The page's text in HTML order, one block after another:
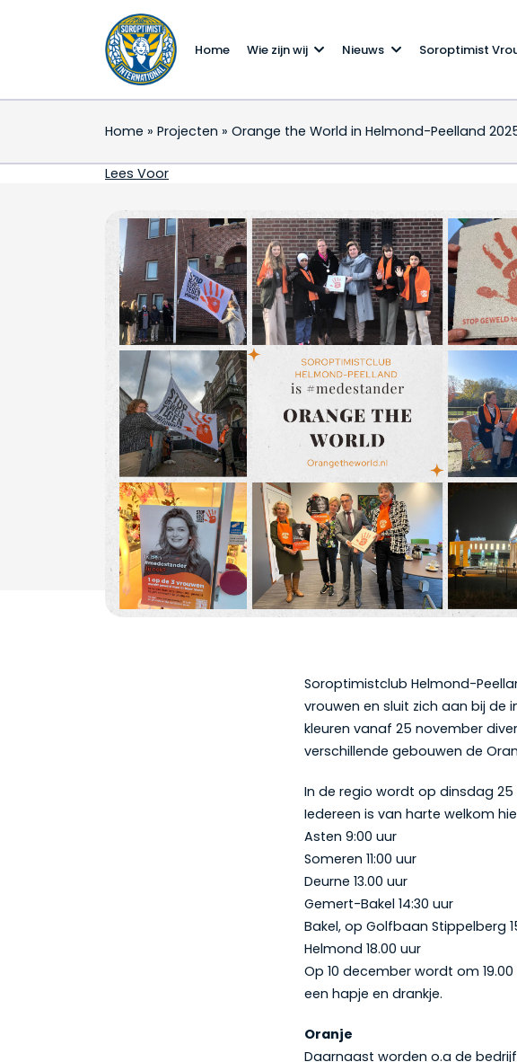
Home Wie zijn wij Nieuws Soroptimist
Home » Projecten » Orange the World in Helmond-Peelland
Orange the World in
Lees Voor
Soroptimistclub Helmond-
vrouwen en sluit zich aan bij
kleuren vanaf 25 november
verschillende gebouwen de
In de regio wordt op dinsdag
Iedereen is van harte welkom
Asten 9:00 uur
Someren 11:00 uur
Deurne 13.00 uur
Gemert-Bakel 14:30 uur
Bakel, op Golfbaan Stippelberg
Helmond 18.00 uur
Op 10 december wordt om
een hapje en drankje.
Oranje
Daarnaast worden o.a de